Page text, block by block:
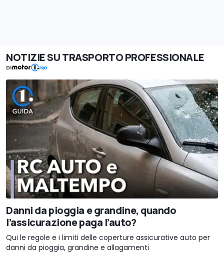
NOTIZIE SU TRASPORTO PROFESSIONALE
DI
Danni da pioggia e grandine, quando
l’assicurazione paga l’auto?
Qui le regole e i limiti delle coperture assicurative auto per
danni da pioggia, grandine e allagamenti